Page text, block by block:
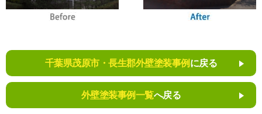
千葉県茂原市・長生郡外壁塗装事例 に戻る
外壁塗装事例一覧へ戻る